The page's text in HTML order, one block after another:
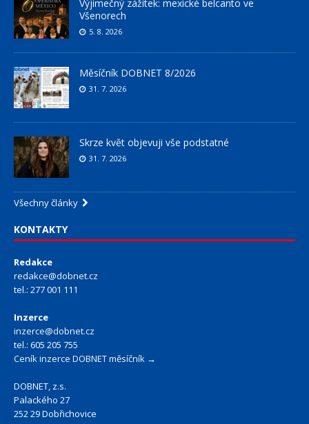
Výjimečný zážitek: mexické belcanto ve
Všenorech
5. 8. 2026
Měsíčník DOBNET 8/2026
31. 7. 2026
Skrze květ objevuji vše podstatné
31. 7. 2026
Všechny články
KONTAKTY
Redakce
redakce@dobnet.cz
tel.: 277 001 111
Inzerce
inzerce@dobnet.cz
tel.: 605 205 755
Ceník inzerce DOBNET měsíčník →
DOBNET, z.s.
Palackého 27
252 29 Dobřichovice